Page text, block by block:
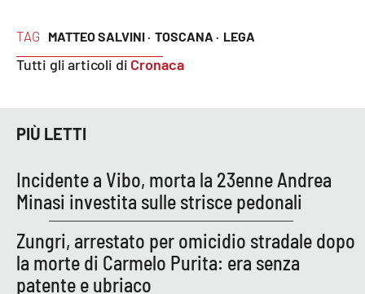
Venti di comunicazione
LaC TV
LaC Network
LaC OnAir
EDIZIONI
LOCALI
TAG MATTEO SALVINI · TOSCANA · LEGA
Tutti gli articoli di Cronaca
PIÙ LETTI
Incidente a Vibo, morta la 23enne Andrea
Minasi investita sulle strisce pedonali
Zungri, arrestato per omicidio stradale dopo
la morte di Carmelo Purita: era senza
patente e ubriaco